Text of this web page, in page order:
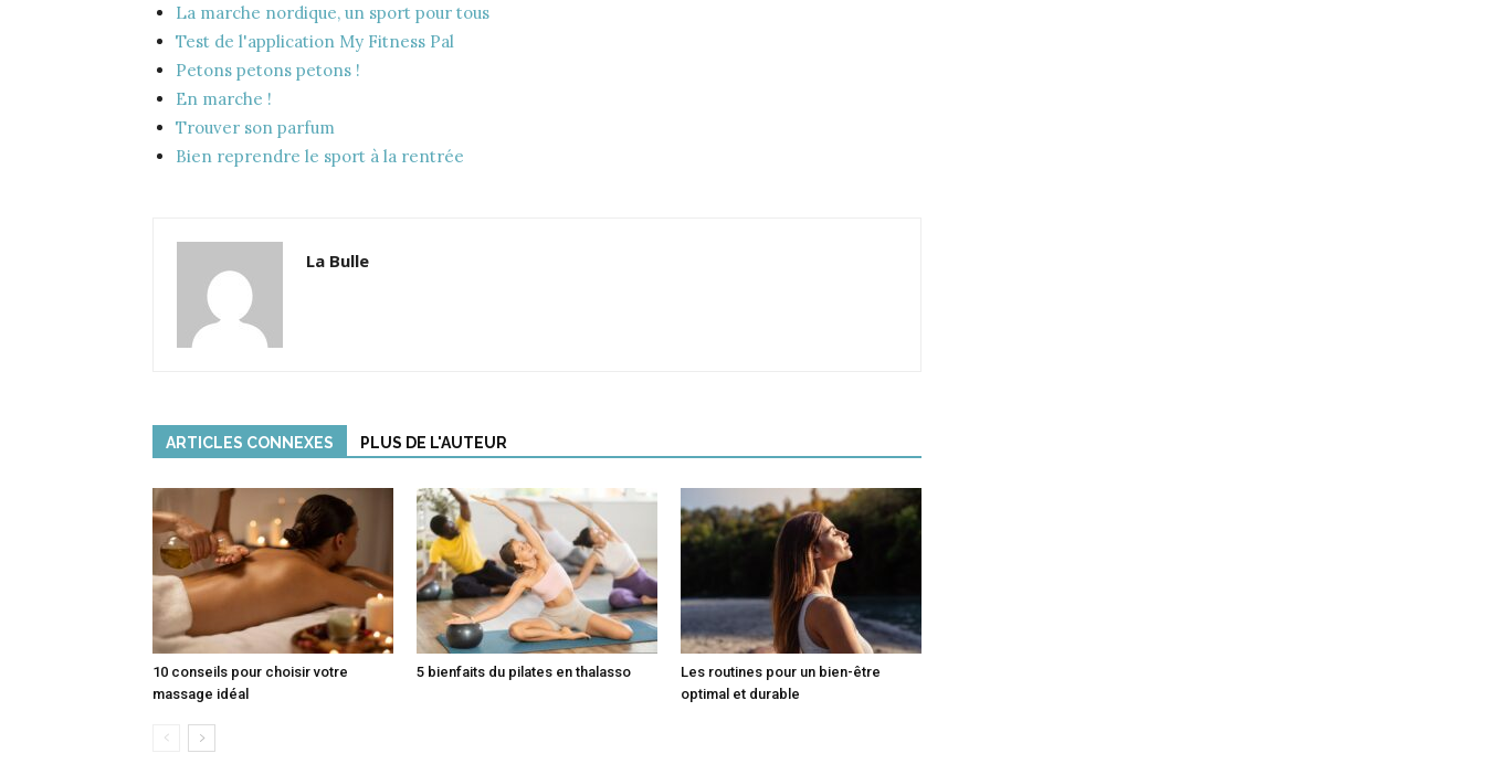
La marche nordique, un sport pour tous
Test de l'application My Fitness Pal
Petons petons petons !
En marche !
Trouver son parfum
Bien reprendre le sport à la rentrée
La Bulle
ARTICLES CONNEXES PLUS DE L'AUTEUR
10 conseils pour choisir votre
massage idéal
5 bienfaits du pilates en thalasso
Les routines pour un bien-être
optimal et durable